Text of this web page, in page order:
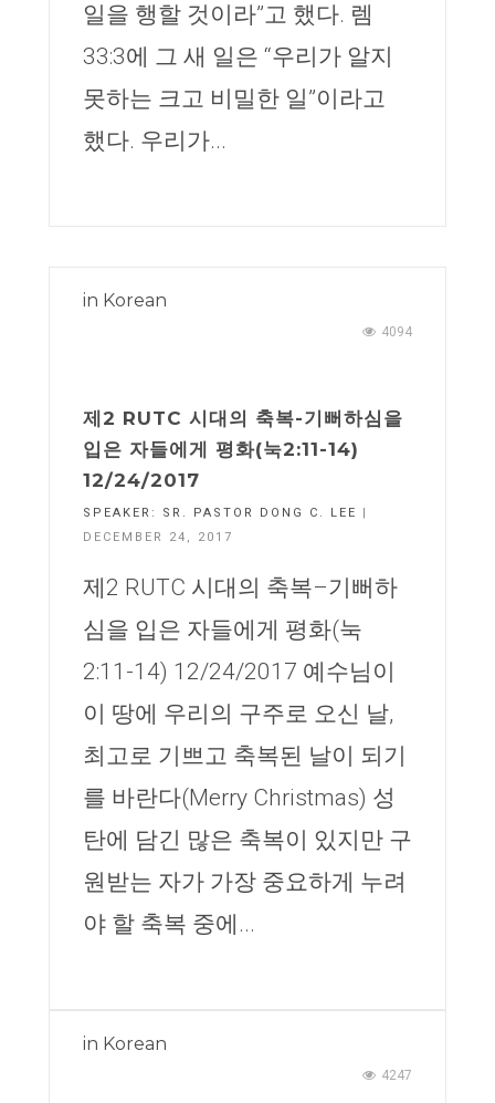
일을 행할 것이라”고 했다. 렘
33:3에 그 새 일은 “우리가 알지
못하는 크고 비밀한 일”이라고
했다. 우리가...
in Korean
4094
제2 RUTC 시대의 축복-기뻐하심을
입은 자들에게 평화(눅2:11-14)
12/24/2017
SPEAKER: SR. PASTOR DONG C. LEE
|
DECEMBER 24, 2017
제2 RUTC 시대의 축복–기뻐하
심을 입은 자들에게 평화(눅
2:11-14) 12/24/2017 예수님이
이 땅에 우리의 구주로 오신 날,
최고로 기쁘고 축복된 날이 되기
를 바란다(Merry Christmas) 성
탄에 담긴 많은 축복이 있지만 구
원받는 자가 가장 중요하게 누려
야 할 축복 중에...
in Korean
4247